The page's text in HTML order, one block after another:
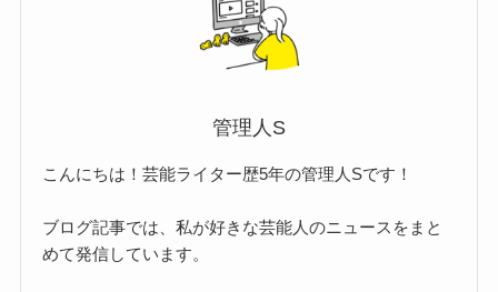
管理人S
こんにちは！芸能ライター歴5年の管理人Sです！
ブログ記事では、私が好きな芸能人のニュースをまと
めて発信しています。